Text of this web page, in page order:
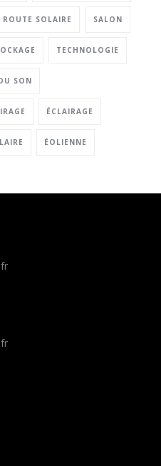
ROUTE SOLAIRE SALON
TECHNOLOGIE
SON
ÉCLAIRAGE
ÉOLIENNE